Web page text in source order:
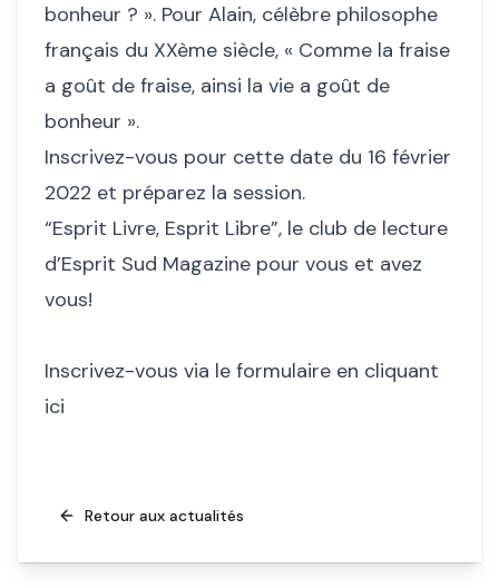
bonheur ? ». Pour Alain, célèbre philosophe
français du XXème siècle, « Comme la fraise
a goût de fraise, ainsi la vie a goût de
bonheur ».
Inscrivez-vous pour cette date du 16 février
2022 et préparez la session.
“Esprit Livre, Esprit Libre”, le club de lecture
d’Esprit Sud Magazine pour vous et avez
vous!
Inscrivez-vous via le formulaire en cliquant
ici
Retour aux actualités